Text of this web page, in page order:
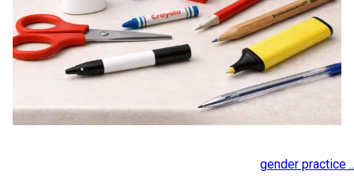
gender practice ..